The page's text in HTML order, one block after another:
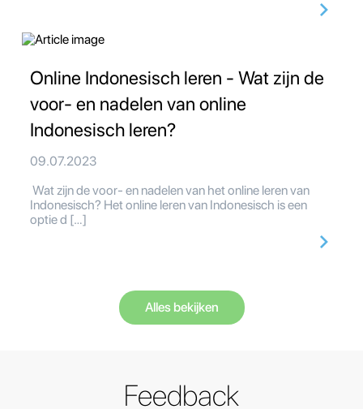
Online Indonesisch leren - Wat zijn de
voor- en nadelen van online
Indonesisch leren?
09.07.2023
Wat zijn de voor- en nadelen van het online leren van
Indonesisch? Het online leren van Indonesisch is een
optie d […]
Alles bekijken
Feedback